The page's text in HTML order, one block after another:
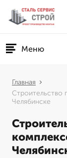
Меню
Главная
Строительство
Челябинске